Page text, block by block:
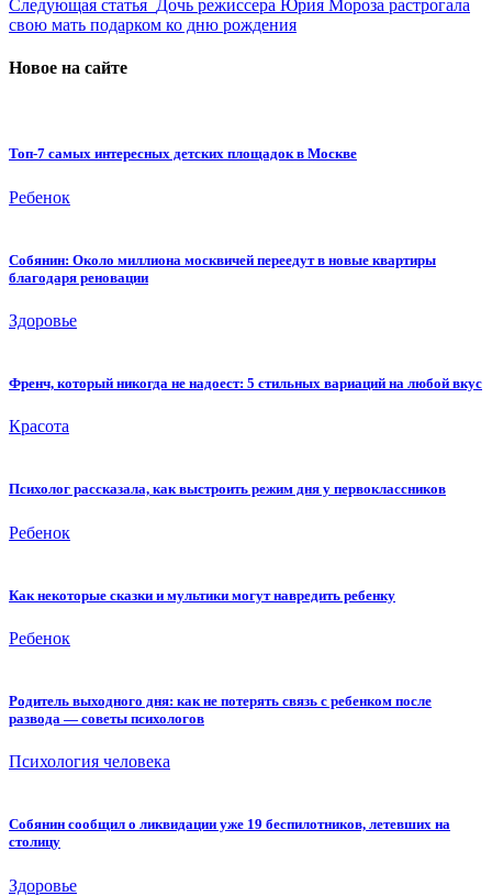
Следующая статья Дочь режиссера Юрия Мороза растрогала
свою мать подарком ко дню рождения
Новое на сайте
Топ-7 самых интересных детских площадок в Москве
Ребенок
Собянин: Около миллиона москвичей переедут в новые квартиры
благодаря реновации
Здоровье
Френч, который никогда не надоест: 5 стильных вариаций на любой вкус
Красота
Психолог рассказала, как выстроить режим дня у первоклассников
Ребенок
Как некоторые сказки и мультики могут навредить ребенку
Ребенок
Родитель выходного дня: как не потерять связь с ребенком после
развода — советы психологов
Психология человека
Собянин сообщил о ликвидации уже 19 беспилотников, летевших на
столицу
Здоровье